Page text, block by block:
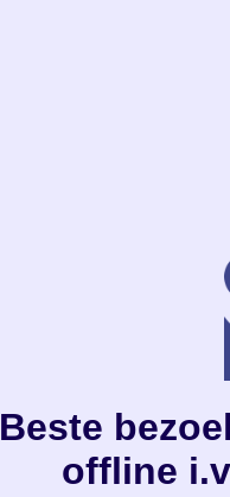
Beste
offline